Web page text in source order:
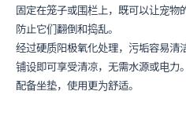
固定在笼子或围栏上，既可以让宠
防止它们翻倒和捣乱。
经过硬质阳极氧化处理，污垢容易清
铺设即可享受清凉，无需水源或电力。
配备坐垫，使用更为舒适。